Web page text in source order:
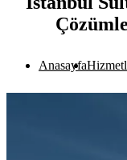
Anasayfa